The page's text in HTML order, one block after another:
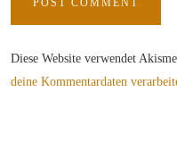
Diese Website verwendet
deine Kommentardaten